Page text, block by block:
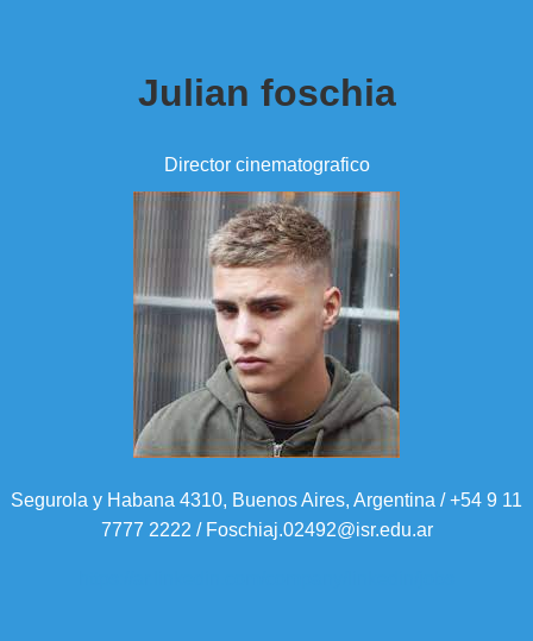
Julian foschia
Director cinematografico
Segurola y Habana 4310, Buenos Aires, Argentina / +54 9 11
7777 2222 / Foschiaj.02492@isr.edu.ar